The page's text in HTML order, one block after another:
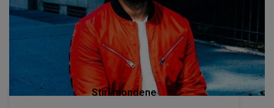
Stiri mondene